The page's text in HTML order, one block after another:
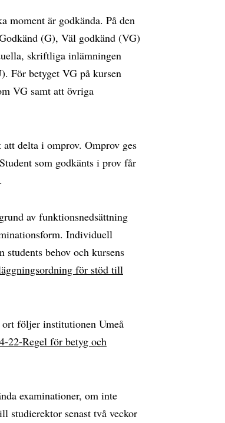
moment är godkända. På den
(G), Väl godkänd (VG)
skriftliga inlämningen
För betyget VG på kursen
VG samt att övriga
delta i omprov. Omprov ges
som godkänts i prov får
av funktionsnedsättning
Individuell
students behov och kursens
för stöd till
följer institutionen Umeå
22-Regel för betyg och
examinationer, om inte
studierektor senast två veckor